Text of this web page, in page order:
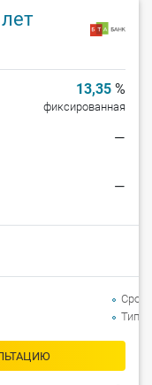
13,35 %
фиксированная
—
—
Срок
Тип